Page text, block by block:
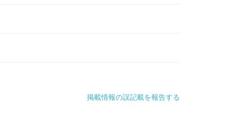
掲載情報の誤記載を報告する